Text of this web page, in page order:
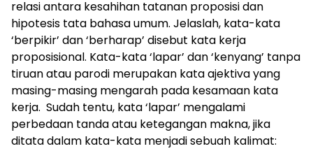
relasi antara kesahihan tatanan proposisi dan
hipotesis tata bahasa umum. Jelaslah, kata-kata
‘berpikir’ dan ‘berharap’ disebut kata kerja
proposisional. Kata-kata ‘lapar’ dan ‘kenyang’ tanpa
tiruan atau parodi merupakan kata ajektiva yang
masing-masing mengarah pada kesamaan kata
kerja. Sudah tentu, kata ‘lapar’ mengalami
perbedaan tanda atau ketegangan makna, jika
ditata dalam kata-kata menjadi sebuah kalimat: